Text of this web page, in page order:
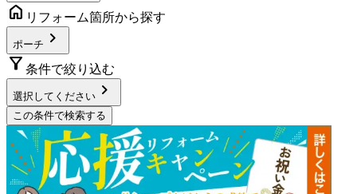
home リフォーム箇所から探す
ポーチ chevron_right
filter_alt 条件で絞り込む
選択してください chevron_right
この条件で検索する